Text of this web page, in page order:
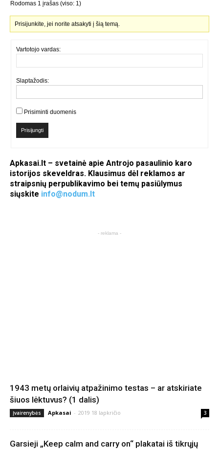
Rodomas 1 įrašas (viso: 1)
Prisijunkite, jei norite atsakyti į šią temą.
Vartotojo vardas:
Slaptažodis:
Prisiminti duomenis
Prisijungti
Apkasai.lt – svetainė apie Antrojo pasaulinio karo
istorijos skeveldras. Klausimus dėl reklamos ar
straipsnių perpublikavimo bei temų pasiūlymus
siųskite info@nodum.lt
- reklama -
1943 metų orlaivių atpažinimo testas – ar atskiriate
šiuos lėktuvus? (1 dalis)
Įvairenybės Apkasai - 2019 18 lapkričio 3
Garsieji „Keep calm and carry on“ plakatai iš tikrųjų